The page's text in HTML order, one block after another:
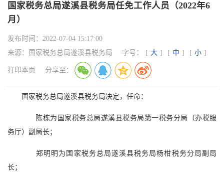
国家税务总局遂溪县税务局任免工作人员（2022年6
月）
发布时间： 2022-07-04 15:17:00
来源：
国家税务总局遂溪县税务局 字号： [ 大 ] [ 中 ] [ 小 ]
打印本页 分享至：
国家税务总局遂溪县税务局决定，任命：
陈栋为国家税务总局遂溪县税务局第一税务分局（办税服
务厅）副局长；
郑明明为国家税务总局遂溪县税务局杨柑税务分局副局
长；